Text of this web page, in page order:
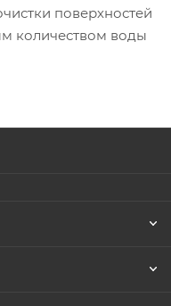
поверхностей
количеством воды